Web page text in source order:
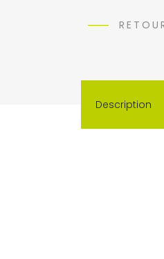
Description